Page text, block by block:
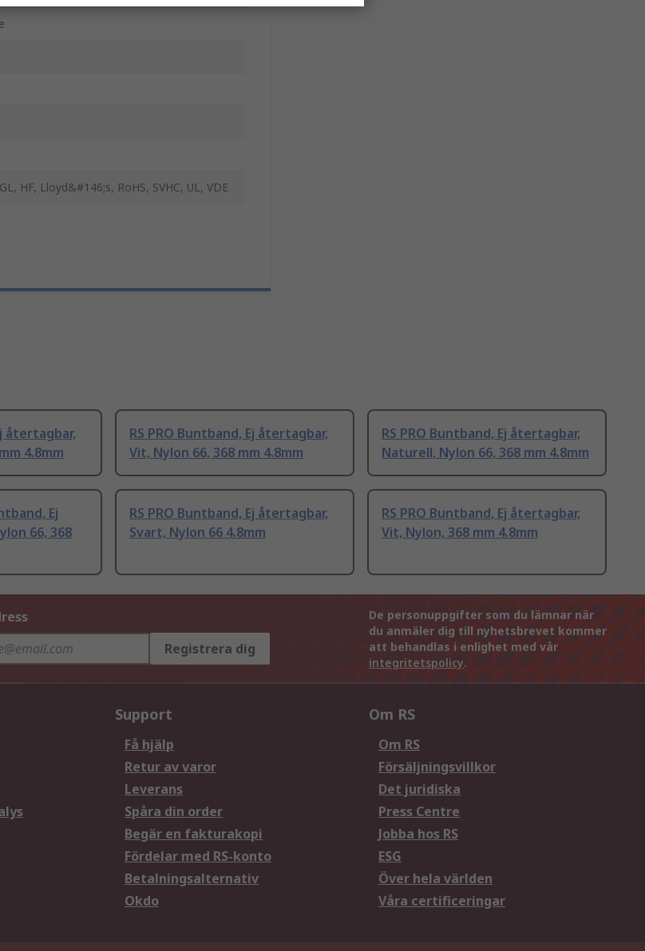
HF, Lloyd&#146;s, RoHS, SVHC, UL, VDE
återtagbar,
4.8mm
RS PRO Buntband, Ej återtagbar,
Vit, Nylon 66, 368 mm 4.8mm
RS PRO Buntband, Ej återtagbar,
Naturell, Nylon 66, 368 mm 4.8mm
Ej
66, 368
RS PRO Buntband, Ej återtagbar,
Svart, Nylon 66 4.8mm
RS PRO Buntband, Ej återtagbar,
Vit, Nylon, 368 mm 4.8mm
Registrera dig
De personuppgifter som du lämnar när
du anmäler dig till nyhetsbrevet kommer
att behandlas i enlighet med vår
integritetspolicy.
Support
Få hjälp
Retur av varor
Leverans
Spåra din order
Begär en fakturakopi
Fördelar med RS-konto
Betalningsalternativ
Okdo
Om RS
Om RS
Försäljningsvillkor
Det juridiska
Press Centre
Jobba hos RS
ESG
Över hela världen
Våra certificeringar